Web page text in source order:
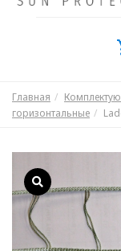
Главная
горизонтальные